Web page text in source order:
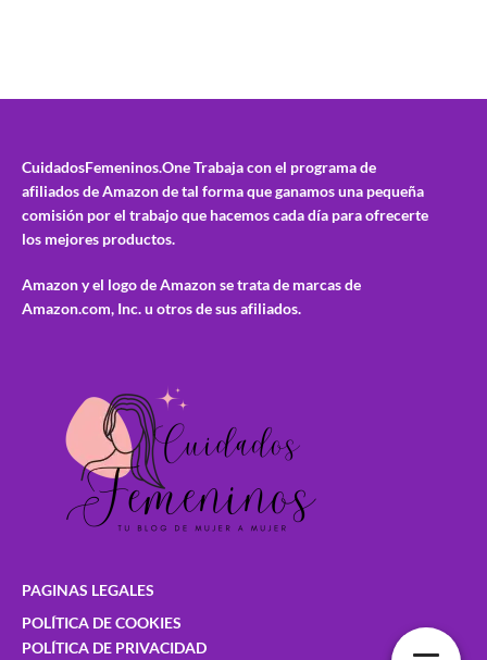
CuidadosFemeninos.OneTrabaja con el programa de
afiliados de Amazon de tal forma que ganamos una pequeña
comisión por el trabajo que hacemos cada día para ofrecerte
los mejores productos.
Amazon y el logo de Amazon se trata de marcas de
Amazon.com, Inc. u otros de sus afiliados.
PAGINAS LEGALES
POLÍTICA DE COOKIES
POLÍTICA DE PRIVACIDAD